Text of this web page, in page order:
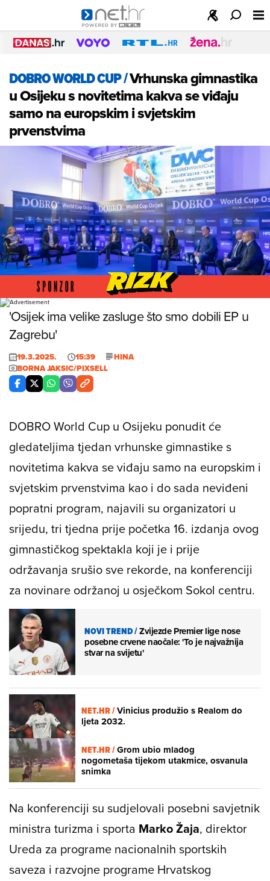
DOBRO WORLD CUP/Vrhunska gimnastika
u Osijeku s novitetima kakva se viđaju
samo na europskim i svjetskim
prvenstvima
Foto: Borna jaksic/PIXSELL
'Osijek ima velike zasluge što smo dobili EP u
Zagrebu'
19.3.2025. 15:39
HINA
BORNA JAKSIC/PIXSELL
DOBRO World Cup u Osijeku ponudit će
gledateljima tjedan vrhunske gimnastike s
novitetima kakva se viđaju samo na europskim i
svjetskim prvenstvima kao i do sada neviđeni
popratni program, najavili su organizatori u
srijedu, tri tjedna prije početka 16. izdanja ovog
gimnastičkog spektakla koji je i prije
održavanja srušio sve rekorde, na konferenciji
za novinare održanoj u osječkom Sokol centru.
NOVI TREND/Zvijezde Premier lige nose
posebne crvene naočale: 'To je najvažnija
stvar na svijetu'
NET.HR /Vinicius produžio s Realom do
ljeta 2032.
NET.HR /Grom ubio mladog
nogometaša tijekom utakmice, osvanula
snimka
Na konferenciji su sudjelovali posebni savjetnik
ministra turizma i sporta Marko Žaja, direktor
Ureda za programe nacionalnih sportskih
saveza i razvojne programe Hrvatskog